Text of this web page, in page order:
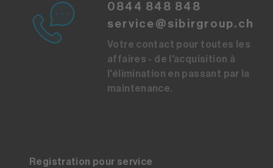
0844 848 848
service@sibirgroup.ch
Votre contact pour toutes les
affaires - de l'acquisition à
l'élimination en passant par la
maintenance.
Registration pour service